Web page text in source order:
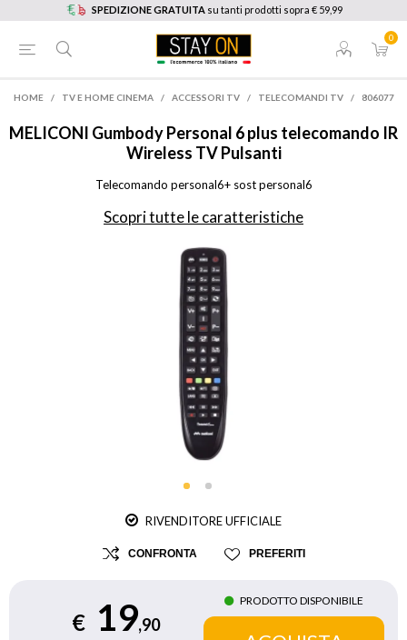
SPEDIZIONE GRATUITA su tanti prodotti sopra € 59,99
0
HOME / TV E HOME CINEMA / ACCESSORI TV / TELECOMANDI TV / 806077
MELICONI Gumbody Personal 6 plus telecomando IR
Wireless TV Pulsanti
Telecomando personal6+ sost personal6
Scopri tutte le caratteristiche
RIVENDITORE UFFICIALE
CONFRONTA PREFERITI
€ 19,90
PRODOTTO DISPONIBILE